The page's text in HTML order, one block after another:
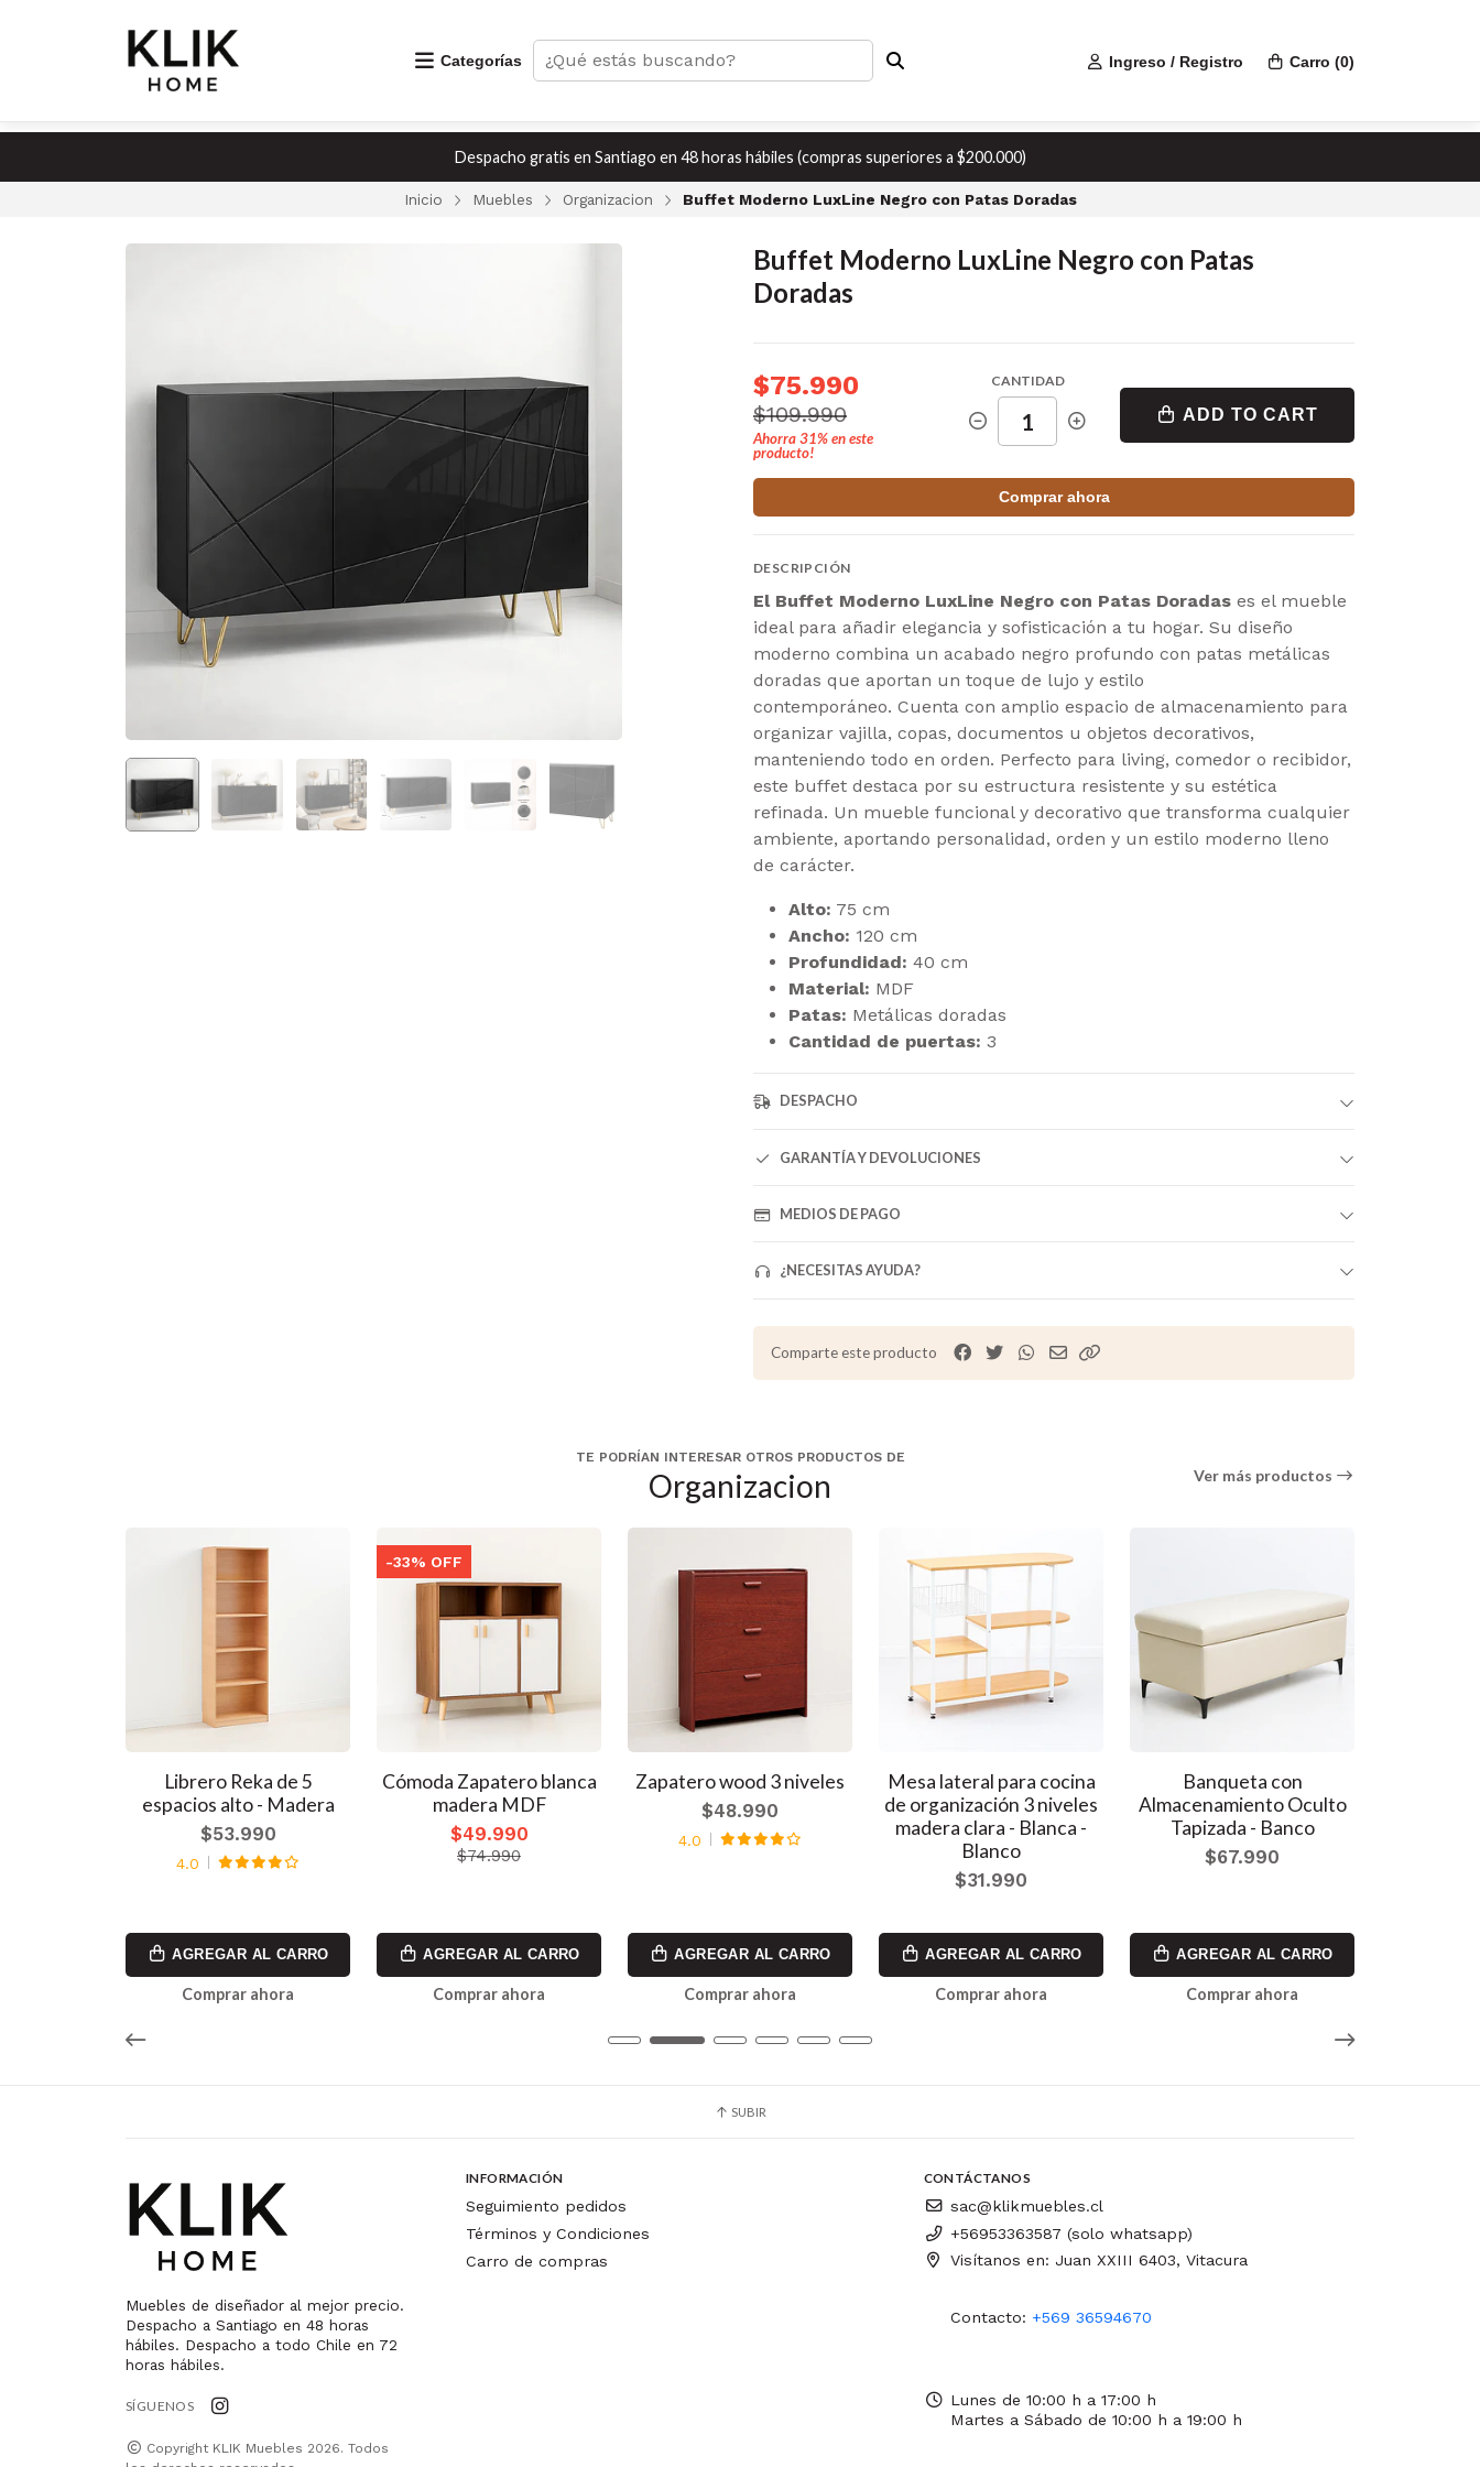
Categorías Ingreso / Registro Carro (0)
Despacho gratis en Santiago en 48 horas hábiles (compras superiores a $200.000)
Inicio Muebles Organizacion Buffet Moderno LuxLine Negro con Patas Doradas
Buffet Moderno LuxLine Negro con Patas
Doradas
$75.990
$109.990
Ahorra31%en este
producto!
CANTIDAD
ADD TO CART
Comprar ahora
DESCRIPCIÓN
El Buffet Moderno LuxLine Negro con Patas Doradas es el mueble
ideal para añadir elegancia y sofisticación a tu hogar. Su diseño
moderno combina un acabado negro profundo con patas metálicas
doradas que aportan un toque de lujo y estilo
contemporáneo. Cuenta con amplio espacio de almacenamiento para
organizar vajilla, copas, documentos u objetos decorativos,
manteniendo todo en orden. Perfecto para living, comedor o recibidor,
este buffet destaca por su estructura resistente y su estética
refinada. Un mueble funcional y decorativo que transforma cualquier
ambiente, aportando personalidad, orden y un estilo moderno lleno
de carácter.
Alto: 75 cm
Ancho: 120 cm
Profundidad: 40 cm
Material: MDF
Patas: Metálicas doradas
Cantidad de puertas: 3
DESPACHO
GARANTÍA Y DEVOLUCIONES
MEDIOS DE PAGO
¿NECESITAS AYUDA?
Comparte este producto
TE PODRÍAN INTERESAR OTROS PRODUCTOS DE
Organizacion Ver más productos
Librero Reka de 5
espacios alto - Madera
$53.990
4.0
AGREGAR AL CARRO
Comprar ahora
-33% OFF
Cómoda Zapatero blanca
madera MDF
$49.990
$74.990
AGREGAR AL CARRO
Comprar ahora
Zapatero wood 3 niveles
$48.990
4.0
AGREGAR AL CARRO
Comprar ahora
Mesa lateral para cocina
de organización 3 niveles
madera clara - Blanca -
Blanco
$31.990
AGREGAR AL CARRO
Comprar ahora
Banqueta con
Almacenamiento Oculto
Tapizada - Banco
$67.990
AGREGAR AL CARRO
Comprar ahora
SUBIR
Muebles de diseñador al mejor precio.
Despacho a Santiago en 48 horas
hábiles. Despacho a todo Chile en 72
horas hábiles.
SÍGUENOS
Copyright KLIK Muebles 2026. Todos
INFORMACIÓN
Seguimiento pedidos
Términos y Condiciones
Carro de compras
CONTÁCTANOS
sac@klikmuebles.cl
+56953363587 (solo whatsapp)
Visítanos en: Juan XXIII 6403, Vitacura
Contacto: +569 36594670
Lunes de 10:00 h a 17:00 h
Martes a Sábado de 10:00 h a 19:00 h